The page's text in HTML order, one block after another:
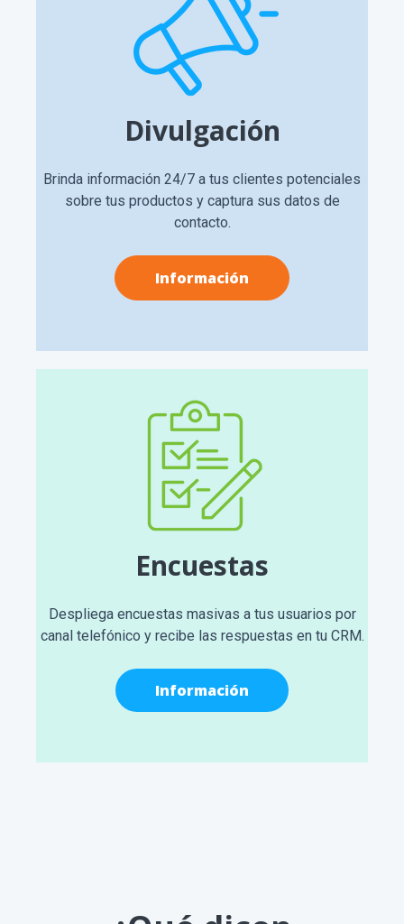
Divulgación
Brinda información 24/7 a tus clientes potenciales
sobre tus productos y captura sus datos de
contacto.
Información
Encuestas
Despliega encuestas masivas a tus usuarios por
canal telefónico y recibe las respuestas en tu CRM.
Información